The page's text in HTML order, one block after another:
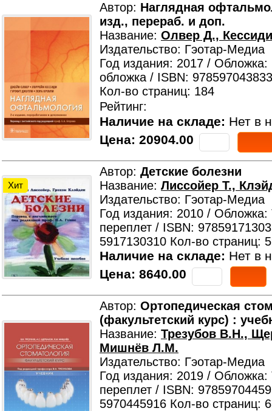
Автор: Наглядная
изд., перераб. и доп.
Название: Олвер Д.,
Издательство: Гэотар-Медиа
Год издания: 2017 / Обложка:
обложка / ISBN:
Кол-во страниц: 184
Рейтинг:
Наличие на складе: Нет в
Цена: 20904.00
Хит
Автор: Детские болезни
Название: Лиссойер Т.,
Издательство: Гэотар-Медиа
Год издания: 2010 /
переплет / ISBN:
5917130310 Кол-во страниц:
Наличие на складе: Нет в
Цена: 8640.00
Автор: Ортопедическая
(факультетский курс) :
Название: Трезубов В.Н.,
Мишнёв Л.М.
Издательство: Гэотар-Медиа
Год издания: 2019 /
переплет / ISBN:
5970445916 Кол-во страниц: